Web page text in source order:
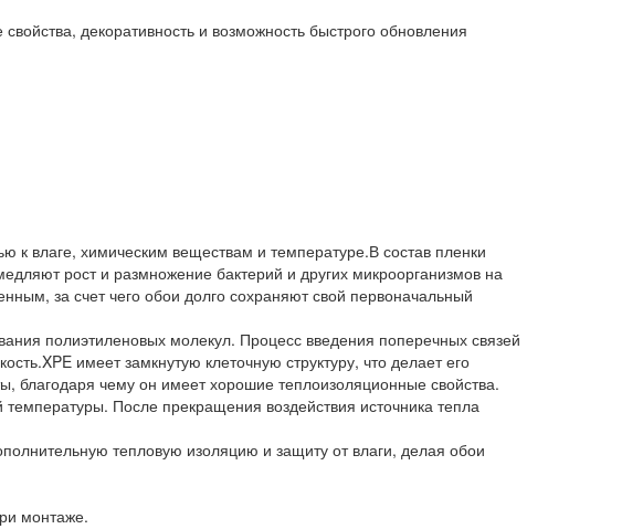
декоративность и возможность быстрого обновления
к влаге, химическим веществам и температуре.В состав пленки
рост и размножение бактерий и других микроорганизмов на
за счет чего обои долго сохраняют свой первоначальный
полиэтиленовых молекул. Процесс введения поперечных связей
имеет замкнутую клеточную структуру, что делает его
благодаря чему он имеет хорошие теплоизоляционные свойства.
После прекращения воздействия источника тепла
тепловую изоляцию и защиту от влаги, делая обои
монтаже.